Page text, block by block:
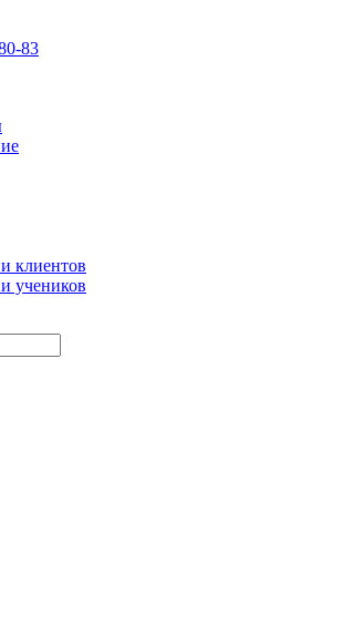
83
клиентов
учеников